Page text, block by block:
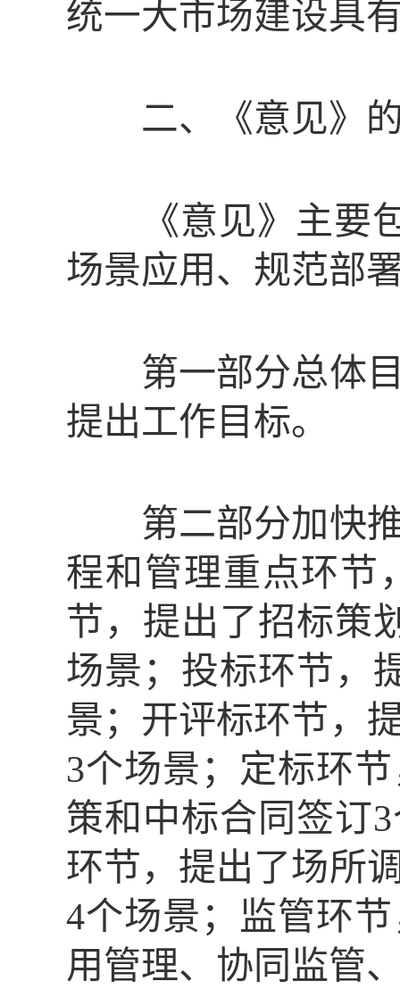
统一大市场建设具
二、《意见》的
《意见》主要
场景应用、规范部
第一部分总体目
提出工作目标。
第二部分加快推
程和管理重点环节
节，提出了招标策
场景；投标环节，
景；开评标环节，
3个场景；定标环
策和中标合同签订
环节，提出了场所
4个场景；监管环
用管理、协同监管